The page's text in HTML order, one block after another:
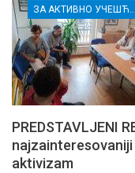
ЗА АКТИВНО УЧЕШЋЕ МЛАДИХ РАСИНСКОГ ОКРУГА
PREDSTAVLJENI
aktivizam